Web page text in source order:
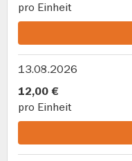
pro Einheit
13.08.2026
12,00 €
pro Einheit